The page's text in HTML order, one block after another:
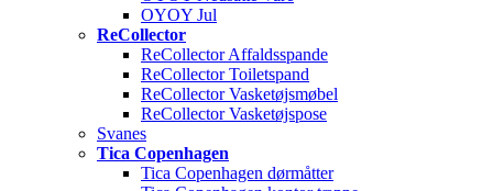
OYOY Jul
ReCollector
ReCollector Affaldsspande
ReCollector Toiletspand
ReCollector Vasketøjsmøbel
ReCollector Vasketøjspose
Svanes
Tica Copenhagen
Tica Copenhagen dørmåtter